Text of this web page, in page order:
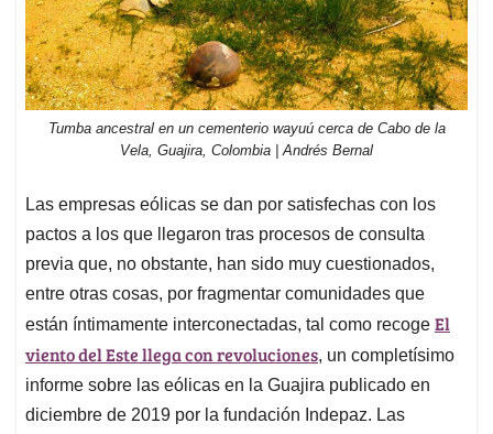
Tumba ancestral en un cementerio wayuú cerca de Cabo de la
Vela, Guajira, Colombia | Andrés Bernal
Las empresas eólicas se dan por satisfechas con los
pactos a los que llegaron tras procesos de consulta
previa que, no obstante, han sido muy cuestionados,
entre otras cosas, por fragmentar comunidades que
están íntimamente interconectadas, tal como recoge El
viento del Este llega con revoluciones, un completísimo
informe sobre las eólicas en la Guajira publicado en
diciembre de 2019 por la fundación Indepaz. Las